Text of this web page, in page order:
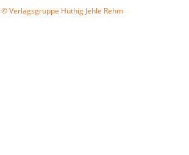
Verlagsgruppe Hüthig Jehle Rehm